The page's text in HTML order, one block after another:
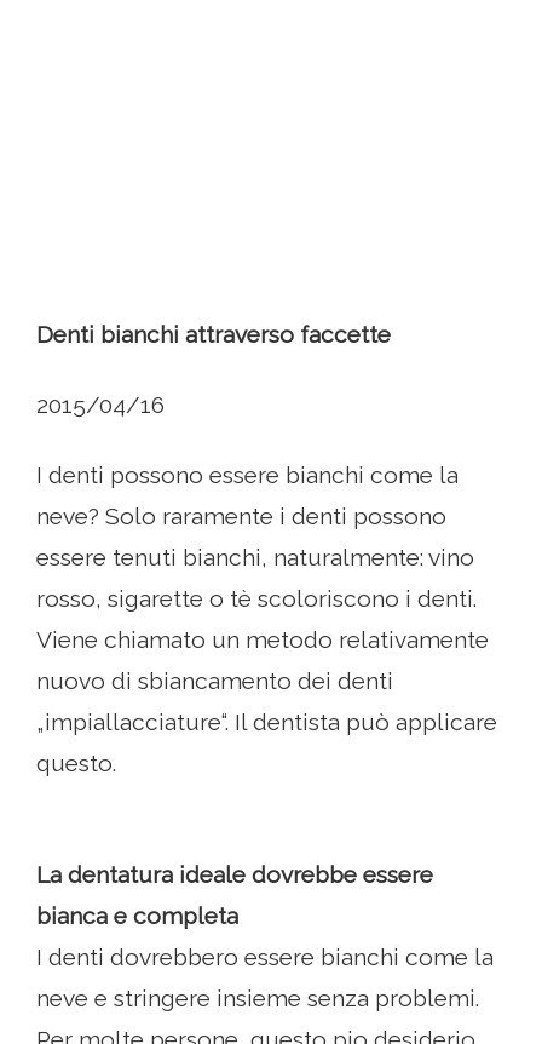
Denti bianchi attraverso faccette
2015/04/16
I denti possono essere bianchi come la
neve? Solo raramente i denti possono
essere tenuti bianchi, naturalmente: vino
rosso, sigarette o tè scoloriscono i denti.
Viene chiamato un metodo relativamente
nuovo di sbiancamento dei denti
„impiallacciature“. Il dentista può applicare
questo.
La dentatura ideale dovrebbe essere
bianca e completa
I denti dovrebbero essere bianchi come la
neve e stringere insieme senza problemi.